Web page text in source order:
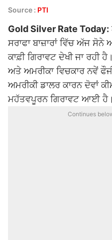
Source : PTI
Gold Silver Rate Today:
ਸਰਾਫਾ ਬਾਜ਼ਾਰਾਂ ਵਿੱਚ ਅੱਜ ਸੋਨੇ
ਕਾਫ਼ੀ ਗਿਰਾਵਟ ਦੇਖੀ ਜਾ ਰਹੀ
ਅਤੇ ਅਮਰੀਕਾ ਵਿਚਕਾਰ ਨਵੇਂ
ਅਮਰੀਕੀ ਡਾਲਰ ਕਾਰਨ ਦੋਵਾਂ
ਮਹੱਤਵਪੂਰਨ ਗਿਰਾਵਟ ਆਈ ਹੈ।
Continues